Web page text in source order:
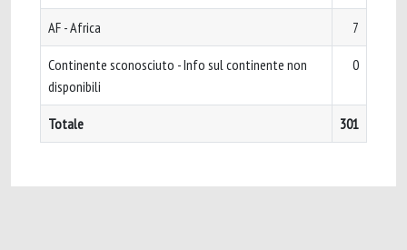
AF - Africa 7
Continente sconosciuto - Info sul continente non
disponibili
0
Totale 301